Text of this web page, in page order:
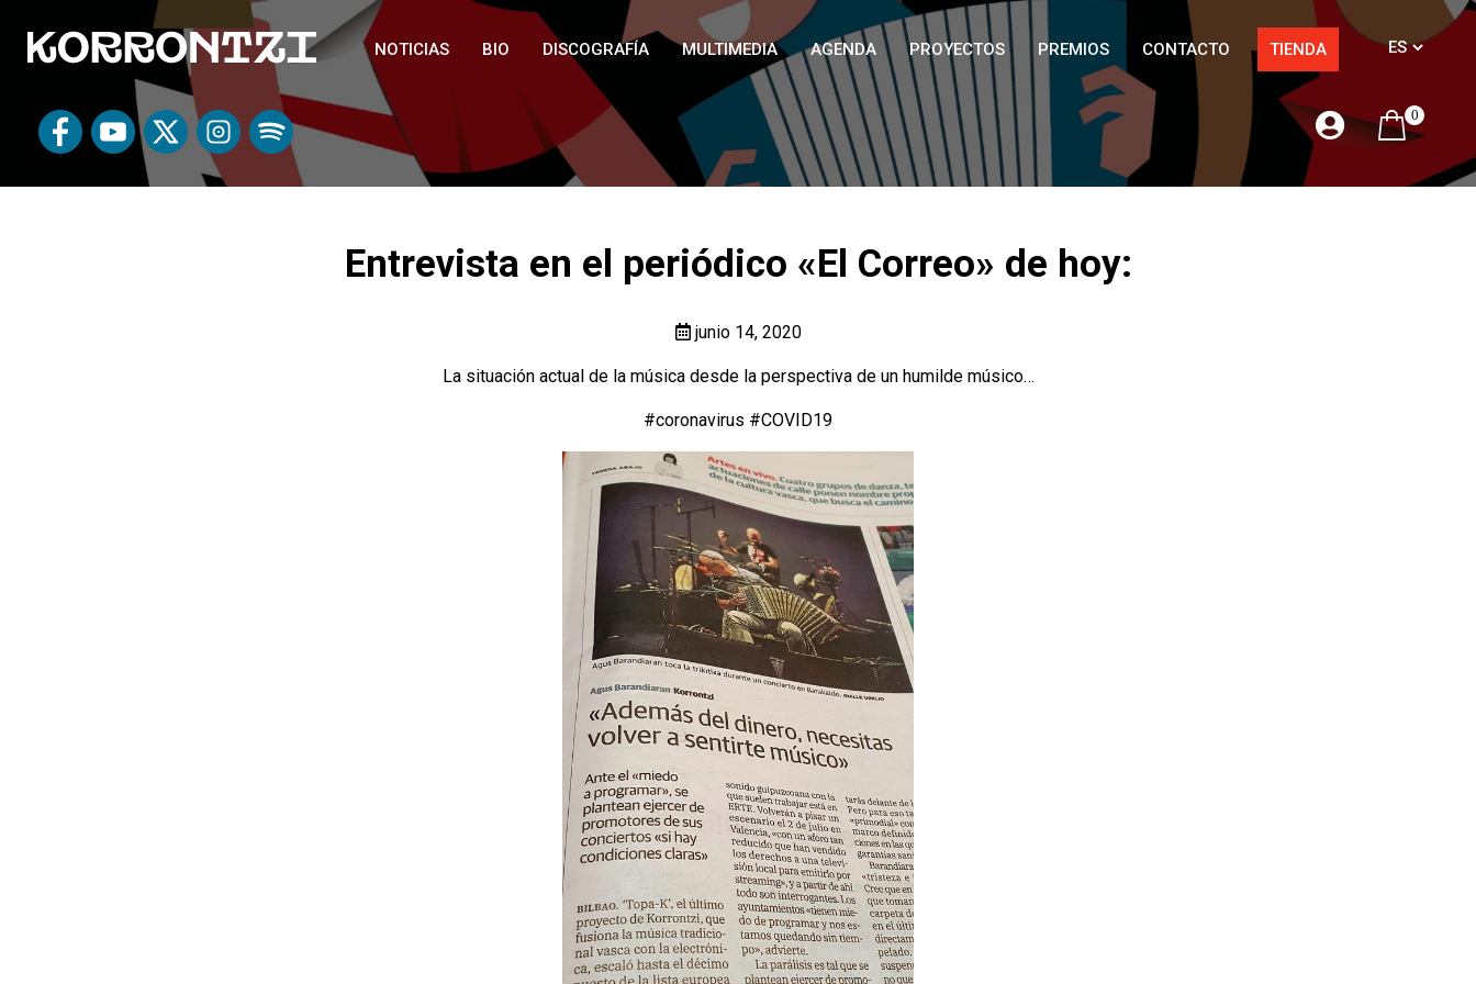
NOTICIAS BIO DISCOGRAFÍA MULTIMEDIA AGENDA PROYECTOS PREMIOS CONTACTO TIENDA
0
Entrevista en el periódico «El Correo» de hoy:
junio 14, 2020
La situación actual de la música desde la perspectiva de un humilde músico…
#coronavirus #COVID19